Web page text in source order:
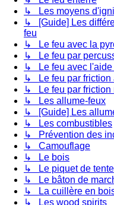
↳ Les moyens
↳ [Guide] Les
feu
↳ Le feu avec la
↳ Le feu par
↳ Le feu avec l'aide
↳ Le feu par friction
↳ Le feu par friction
↳ Les allume-feux
↳ [Guide] Les
↳ Les combustibles
↳ Prévention des
↳ Camouflage
↳ Le bois
↳ Le piquet de tente
↳ Le bâton de
↳ La cuillère en
↳ Les wood spirits